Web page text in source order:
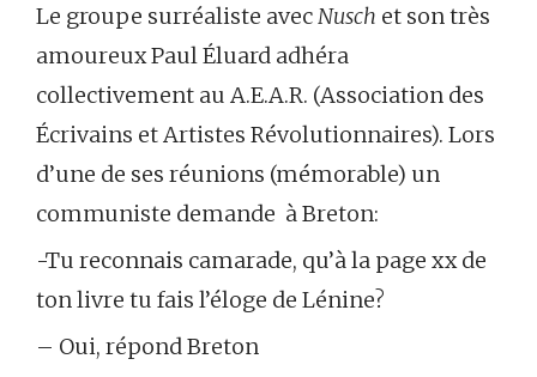
Le groupe surréaliste avecNusch et son très
amoureux Paul Éluard adhéra
collectivement au A.E.A.R. (Association des
Écrivains et Artistes Révolutionnaires). Lors
d’une de ses réunions (mémorable) un
communiste demande à Breton:
-Tu reconnais camarade, qu’à la page xx de
ton livre tu fais l’éloge de Lénine?
– Oui, répond Breton